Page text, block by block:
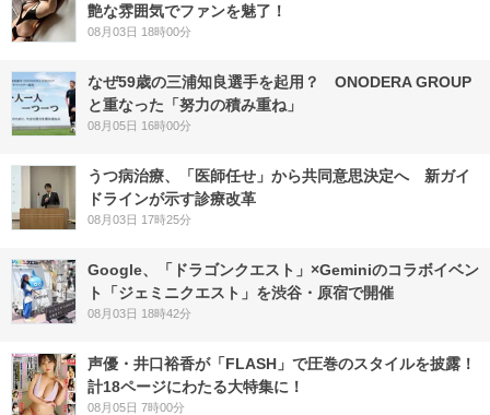
艶な雰囲気でファンを魅了！
08月03日 18時00分
なぜ59歳の三浦知良選手を起用？ ONODERA GROUP
と重なった「努力の積み重ね」
08月05日 16時00分
うつ病治療、「医師任せ」から共同意思決定へ 新ガイ
ドラインが示す診療改革
08月03日 17時25分
Google、「ドラゴンクエスト」×Geminiのコラボイベン
ト「ジェミニクエスト」を渋谷・原宿で開催
08月03日 18時42分
声優・井口裕香が「FLASH」で圧巻のスタイルを披露！
計18ページにわたる大特集に！
08月05日 7時00分